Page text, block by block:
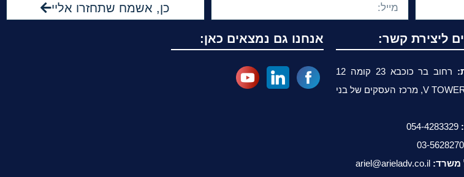
כן, אשמח שתחזרו אליי
ליצירת קשר:
רחוב בר כוכבא 23 קומה 12
מגדל V TOWER, מרכז העסקים של בני
054-4283329
03-5628270
משרד: ariel@arieladv.co.il
אנחנו גם נמצאים כאן: